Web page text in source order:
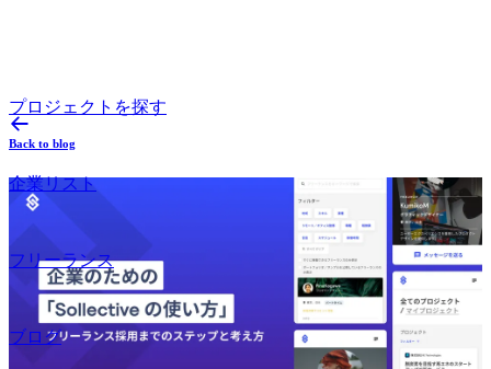
プロジェクトを探す
企業リスト
フリーランス
ブログ
Back to blog